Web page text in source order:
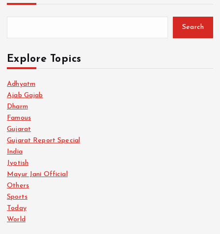
Search
Explore Topics
Adhyatm
Ajab Gajab
Dharm
Famous
Gujarat
Gujarat Report Special
India
Jyotish
Mayur Jani Official
Others
Sports
Today
World